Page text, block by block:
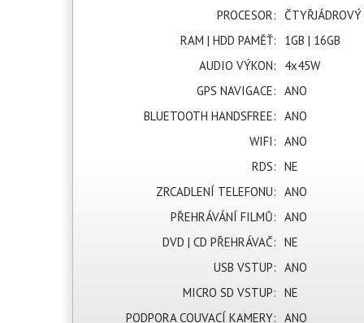
PROCESOR: ČTYŘJÁDROVÝ
RAM | HDD PAMĚŤ:
1GB | 16GB
AUDIO VÝKON:
4x45W
GPS NAVIGACE: ANO
BLUETOOTH HANDSFREE: ANO
WIFI: ANO
RDS: NE
ZRCADLENÍ TELEFONU: ANO
PŘEHRÁVÁNÍ FILMŮ: ANO
DVD | CD PŘEHRÁVAČ: NE
USB VSTUP: ANO
MICRO SD VSTUP: NE
PODPORA COUVACÍ KAMERY: ANO